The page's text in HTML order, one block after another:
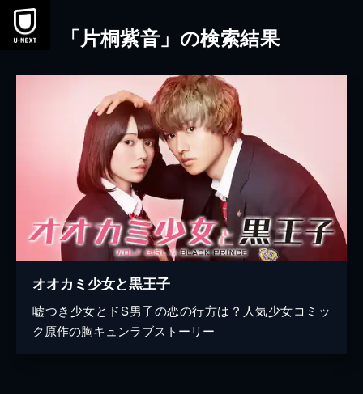
本文へスキップ
「片桐紫音」の検索結果
オオカミ少女と黒王子
嘘つき少女とドS男子の恋の行方は？人気少女コミッ
ク原作の胸キュンラブストーリー